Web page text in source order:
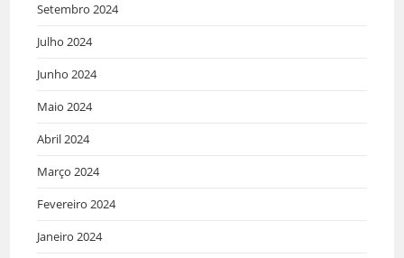
Setembro 2024
Julho 2024
Junho 2024
Maio 2024
Abril 2024
Março 2024
Fevereiro 2024
Janeiro 2024